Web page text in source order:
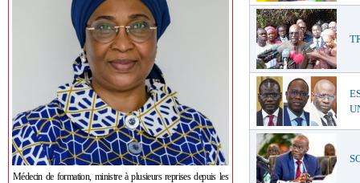
Médecin de formation, ministre à plusieurs reprises depuis les